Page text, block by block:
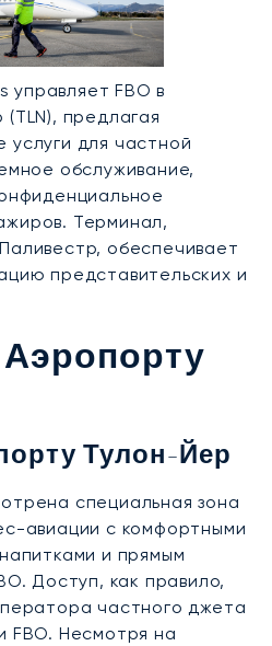
управляет FBO в
предлагая
услуги для частной
обслуживание,
Терминал,
обеспечивает
представительских и
Тулон-Йер
специальная зона
авиации с комфортными
и прямым
Доступ, как правило,
частного джета
FBO. Несмотря на